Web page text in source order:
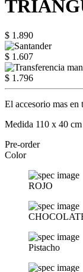
$ 1.890
$ 1.607
$ 1.796
El accesorio mas en
Medida 110 x 40 cm
Pre-order
Color
ROJO
Pistacho